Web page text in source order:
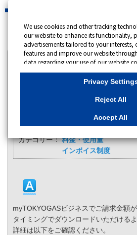
カテゴリー表示
No : 13800 更新日時 : 2025/06/16 09:00
料金明細PDF（インボイスの
カテゴリー： 料金・使用量
インボイス制度
myTOKYOGASビジネスでご請求金額
タイミングでダウンロードいただける
詳細は以下をご確認ください。
We use cookies and other tracking
our website to enhance its functionality,
advertisements tailored to your interests,
features and improve our website
data regarding your use of our website
Cookies may be shared with our
advertising, social media and/or analytics
that you have provided to them or that
optimise advertisements delivered to you
than us on the internet. If you wish to
"Reject All". If you agree to the use of all
"Accept All". To select your preferences
click"Privacy Settings"button. You can
button on this banner or through your
For more information regarding the
information including Cookies on our
Cookies Details
Privacy Policy
Privacy
Reject All
Accept All